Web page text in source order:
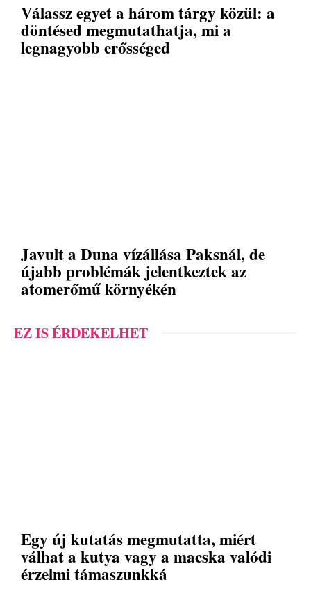
Válassz egyet a három tárgy közül: a
döntésed megmutathatja, mi a
legnagyobb erősséged
Javult a Duna vízállása Paksnál, de
újabb problémák jelentkeztek az
atomerőmű környékén
EZ IS ÉRDEKELHET
Egy új kutatás megmutatta, miért
válhat a kutya vagy a macska valódi
érzelmi támaszunkká